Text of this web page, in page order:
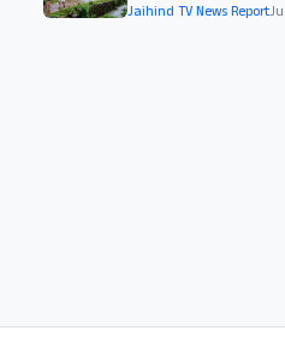
Jaihind TV News Report